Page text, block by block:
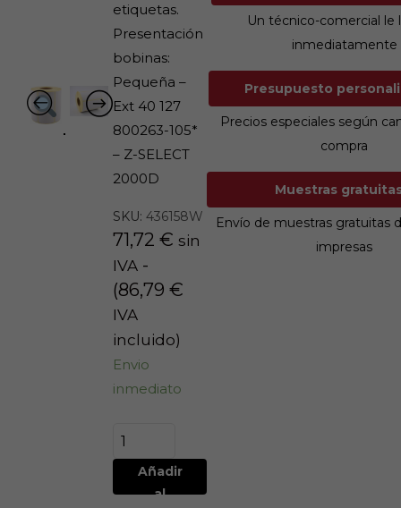
etiquetas.
Presentación
bobinas:
Pequeña –
Ext 40 127
800263-105*
– Z-SELECT
2000D
SKU: 436158W
71,72 € sin
IVA -
(86,79 €
IVA
incluido)
Envio
inmediato
Añadir
al
Un técnico-comercial le
inmediatamente
Presupuesto
Precios especiales según
compra
Muestras
Envío de muestras gratuitas
impresas